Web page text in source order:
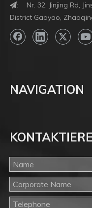
: Nr. 32, Jinjing Rd,
District Gaoyao,
NAVIGATION